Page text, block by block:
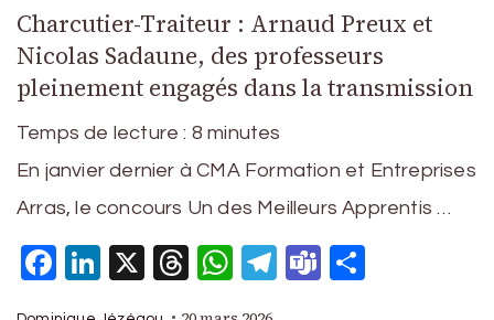
Charcutier-Traiteur : Arnaud Preux et
Nicolas Sadaune, des professeurs
pleinement engagés dans la transmission
Temps de lecture : 8 minutes
En janvier dernier à CMA Formation et Entreprises
Arras, le concours Un des Meilleurs Apprentis …
Facebook
LinkedIn
X Threads
WhatsApp
Telegram
Teams